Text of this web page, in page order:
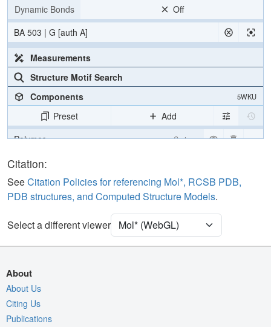
Dynamic Bonds
Off
BA 503 | G [auth A]
Measurements
Structure Motif Search
Components
5WKU
Preset
Add
Polymer
Cartoon
Carbohydrate
Ion Ball & Stick
[Focus] Target Ball & Stick
[Focus] Surroundings (5 Å)
Density
2Fo-Fc σ
Fo-Fc(+ve) σ
Citation:
SeeCitation Policies for referencing Mol*, RCSB PDB,
PDB structures, and Computed Structure Models.
Select a different viewer
About
About Us
Citing Us
Publications